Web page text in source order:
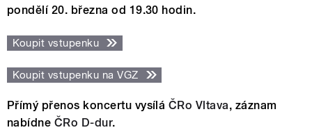
pondělí 20. března od 19.30 hodin.
Koupit vstupenku
Koupit vstupenku na VGZ
Přímý přenos koncertu vysílá ČRo Vltava, záznam
nabídne ČRo D-dur.